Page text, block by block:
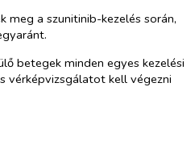
a szunitinib-kezelés során,
betegek minden egyes kezelési
vérképvizsgálatot kell végezni